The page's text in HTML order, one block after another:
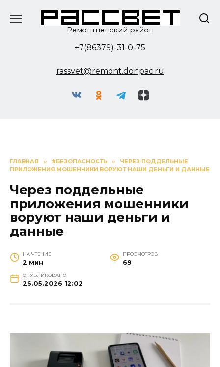
Ремонтненский район
+7(86379)-31-0-75
rassvet@remont.donpac.ru
ГЛАВНАЯ » #БЕЗОПАСНОСТЬ »
ЧЕРЕЗ ПОДДЕЛЬНЫЕ
ПРИЛОЖЕНИЯ МОШЕННИКИ ВОРУЮТ НАШИ ДЕНЬГИ И ДАННЫЕ
Через поддельные
приложения мошенники
воруют наши деньги и
данные
НА ЧТЕНИЕ
2 мин
ПРОСМОТРОВ
69
ОПУБЛИКОВАНО
26.05.2026 12:02